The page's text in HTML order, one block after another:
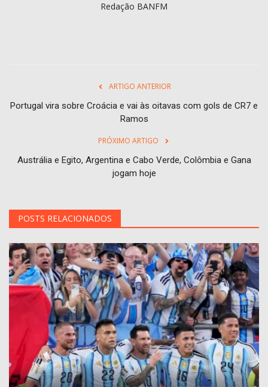
Redação BANFM
ARTIGO ANTERIOR
Portugal vira sobre Croácia e vai às oitavas com gols de CR7 e
Ramos
PRÓXIMO ARTIGO
Austrália e Egito, Argentina e Cabo Verde, Colômbia e Gana
jogam hoje
POSTS RELACIONADOS